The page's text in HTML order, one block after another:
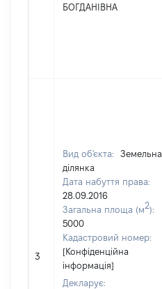
БОГДАНІВНА
3
Вид об'єкта:
Земельна
ділянка
Дата набуття права:
28.09.2016
Загальна площа (м2):
5000
Кадастровий номер:
[Конфіденційна
інформація]
Декларує: